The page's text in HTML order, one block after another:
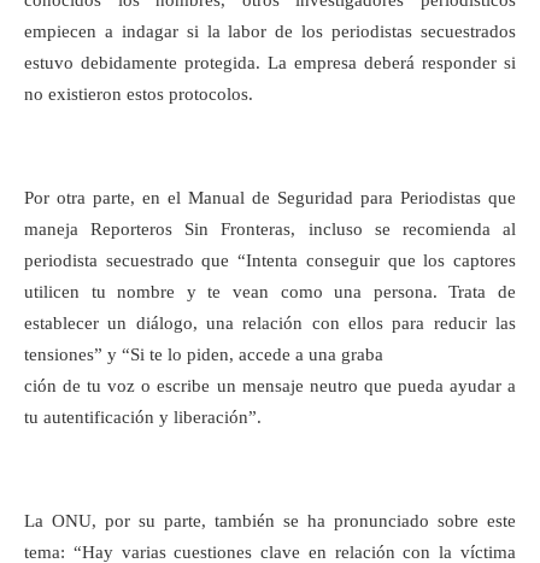
empiecen a indagar si la labor de los periodistas secuestrados
estuvo debidamente protegida. La empresa deberá responder si
no existieron estos protocolos.
Por otra parte, en el Manual de Seguridad para Periodistas que
maneja Reporteros Sin Fronteras, incluso se recomienda al
periodista secuestrado que “Intenta conseguir que los captores
utilicen tu nombre y te vean como una persona. Trata de
establecer un diálogo, una relación con ellos para reducir las
tensiones” y “Si te lo piden, accede a una graba
ción de tu voz o escribe un mensaje neutro que pueda ayudar a
tu autentificación y liberación”.
La ONU, por su parte, también se ha pronunciado sobre este
tema: “Hay varias cuestiones clave en relación con la víctima